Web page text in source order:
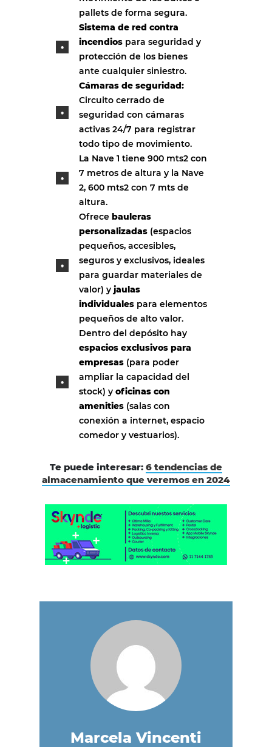
pallets de forma segura.
Sistema de red contra
incendios para seguridad y
protección de los bienes
ante cualquier siniestro.
Cámaras de seguridad:
Circuito cerrado de
seguridad con cámaras
activas 24/7 para registrar
todo tipo de movimiento.
La Nave 1 tiene 900 mts2 con
7 metros de altura y la Nave
2, 600 mts2 con 7 mts de
altura.
Ofrece bauleras
personalizadas (espacios
pequeños, accesibles,
seguros y exclusivos, ideales
para guardar materiales de
valor) y jaulas
individuales para elementos
pequeños de alto valor.
Dentro del depósito hay
espacios exclusivos para
empresas (para poder
ampliar la capacidad del
stock) y oficinas con
amenities (salas con
conexión a internet, espacio
comedor y vestuarios).
Te puede interesar: 6 tendencias de
almacenamiento que veremos en 2024
Marcela Vincenti